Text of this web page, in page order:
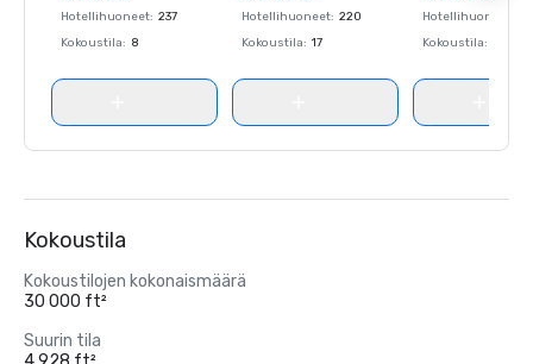
Hotellihuoneet: 237
Kokoustila: 8
Hotellihuoneet: 220
Kokoustila: 17
Hotellihuoneet
Kokoustila:
Kokoustila
Kokoustilojen kokonaismäärä
30 000 ft²
Suurin tila